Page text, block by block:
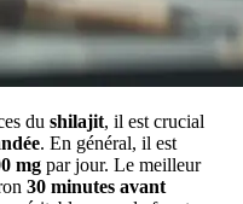
du shilajit, il est crucial
. En général, il est
mg par jour. Le meilleur
30 minutes avant